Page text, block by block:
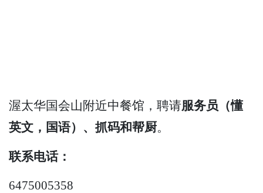
渥太华国会山附近中餐馆，聘请服务员（懂
英文，国语）、抓码和帮厨。
联系电话：
6475005358